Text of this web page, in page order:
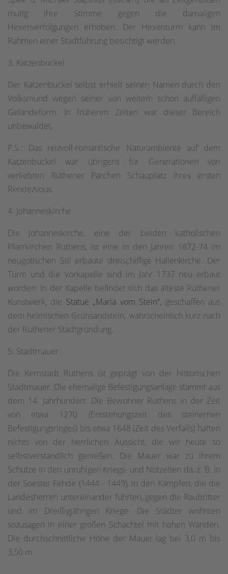
mutig ihre Stimme gegen die damaligen
Hexenverfolgungen erhoben. Der Hexenturm kann im
Rahmen einer Stadtführung besichtigt werden.
3. Katzenbuckel
Der Katzenbuckel selbst erhielt seinen Namen durch den
Volksmund wegen seiner von weitem schon auffälligen
Geländeform. In früheren Zeiten war dieser Bereich
unbewaldet.
P.S.: Das reizvoll-romantische Naturambiente auf dem
Katzenbuckel war übrigens für Generationen von
verliebten Rüthener Pärchen Schauplatz ihres ersten
Rendezvous.
4: Johanneskirche
Die Johanneskirche, eine der beiden katholischen
Pfarrkirchen Rüthens, ist eine in den Jahren 1872-74 im
neugotischen Stil erbaute dreischiffige Hallenkirche. Der
Turm und die Vorkapelle sind im Jahr 1737 neu erbaut
worden. In der Kapelle befindet sich das älteste Rüthener
Kunstwerk, die Statue „Maria vom Stein“, geschaffen aus
dem heimischen Grünsandstein, wahrscheinlich kurz nach
der Rüthener Stadtgründung.
5: Stadtmauer
Die Kernstadt Rüthens ist geprägt von der historischen
Stadtmauer. Die ehemalige Befestigungsanlage stammt aus
dem 14. Jahrhundert. Die Bewohner Rüthens in der Zeit
von etwa 1270 (Entstehungszeit des steinernen
Befestigungsringes) bis etwa 1648 (Zeit des Verfalls) hatten
nichts von der herrlichen Aussicht, die wir heute so
selbstverständlich genießen. Die Mauer war zu ihrem
Schutze in den unruhigen Kriegs- und Notzeiten da, z. B. in
der Soester Fehde (1444 - 1449), in den Kämpfen, die die
Landesherren untereinander führten, gegen die Raubritter
und im Dreißigjährigen Kriege. Die Städter wohnten
sozusagen in einer großen Schachtel mit hohen Wänden.
Die durchschnittliche Höhe der Mauer lag bei 3,0 m bis
3,50 m.